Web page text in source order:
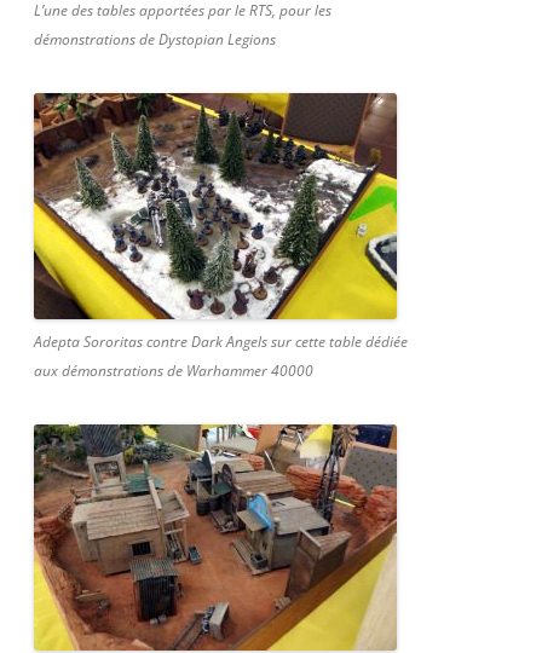
L’une des tables apportées par le RTS, pour les
démonstrations de Dystopian Legions
Adepta Sororitas contre Dark Angels sur cette table dédiée
aux démonstrations de Warhammer 40000